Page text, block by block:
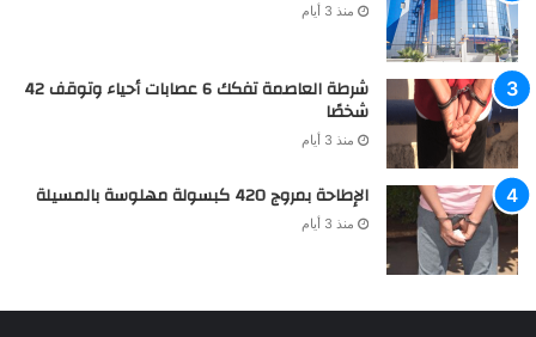
منذ 3 أيام
شرطة العاصمة تفكك 6 عصابات أحياء وتوقف 42
شخصًا
منذ 3 أيام
الإطاحة بمروج 420 كبسولة مهلوسة بالمسيلة
منذ 3 أيام